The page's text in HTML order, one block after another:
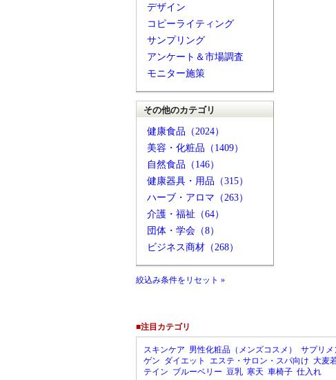
デザイン
コピーライティング
サンプリング
アンケート＆市場調査
モニター施策
その他のカテゴリ
健康食品（2024）
美容・化粧品（1409）
自然食品（146）
健康器具・用品（315）
ハーブ・アロマ（263）
介護・福祉（64）
団体・学会（8）
ビジネス商材（268）
絞込み条件をリセット »
■注目カテゴリ
スキンケア 男性化粧品（メンズコスメ） サプリメ
ゲン ダイエット エステ・サロン・スパ向け 大麦
テイン ブルーベリー 豆乳 寒天 車椅子 仕入れ